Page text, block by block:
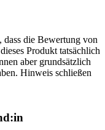
die Bewertung von
Produkt tatsächlich
aber grundsätzlich
Hinweis schließen